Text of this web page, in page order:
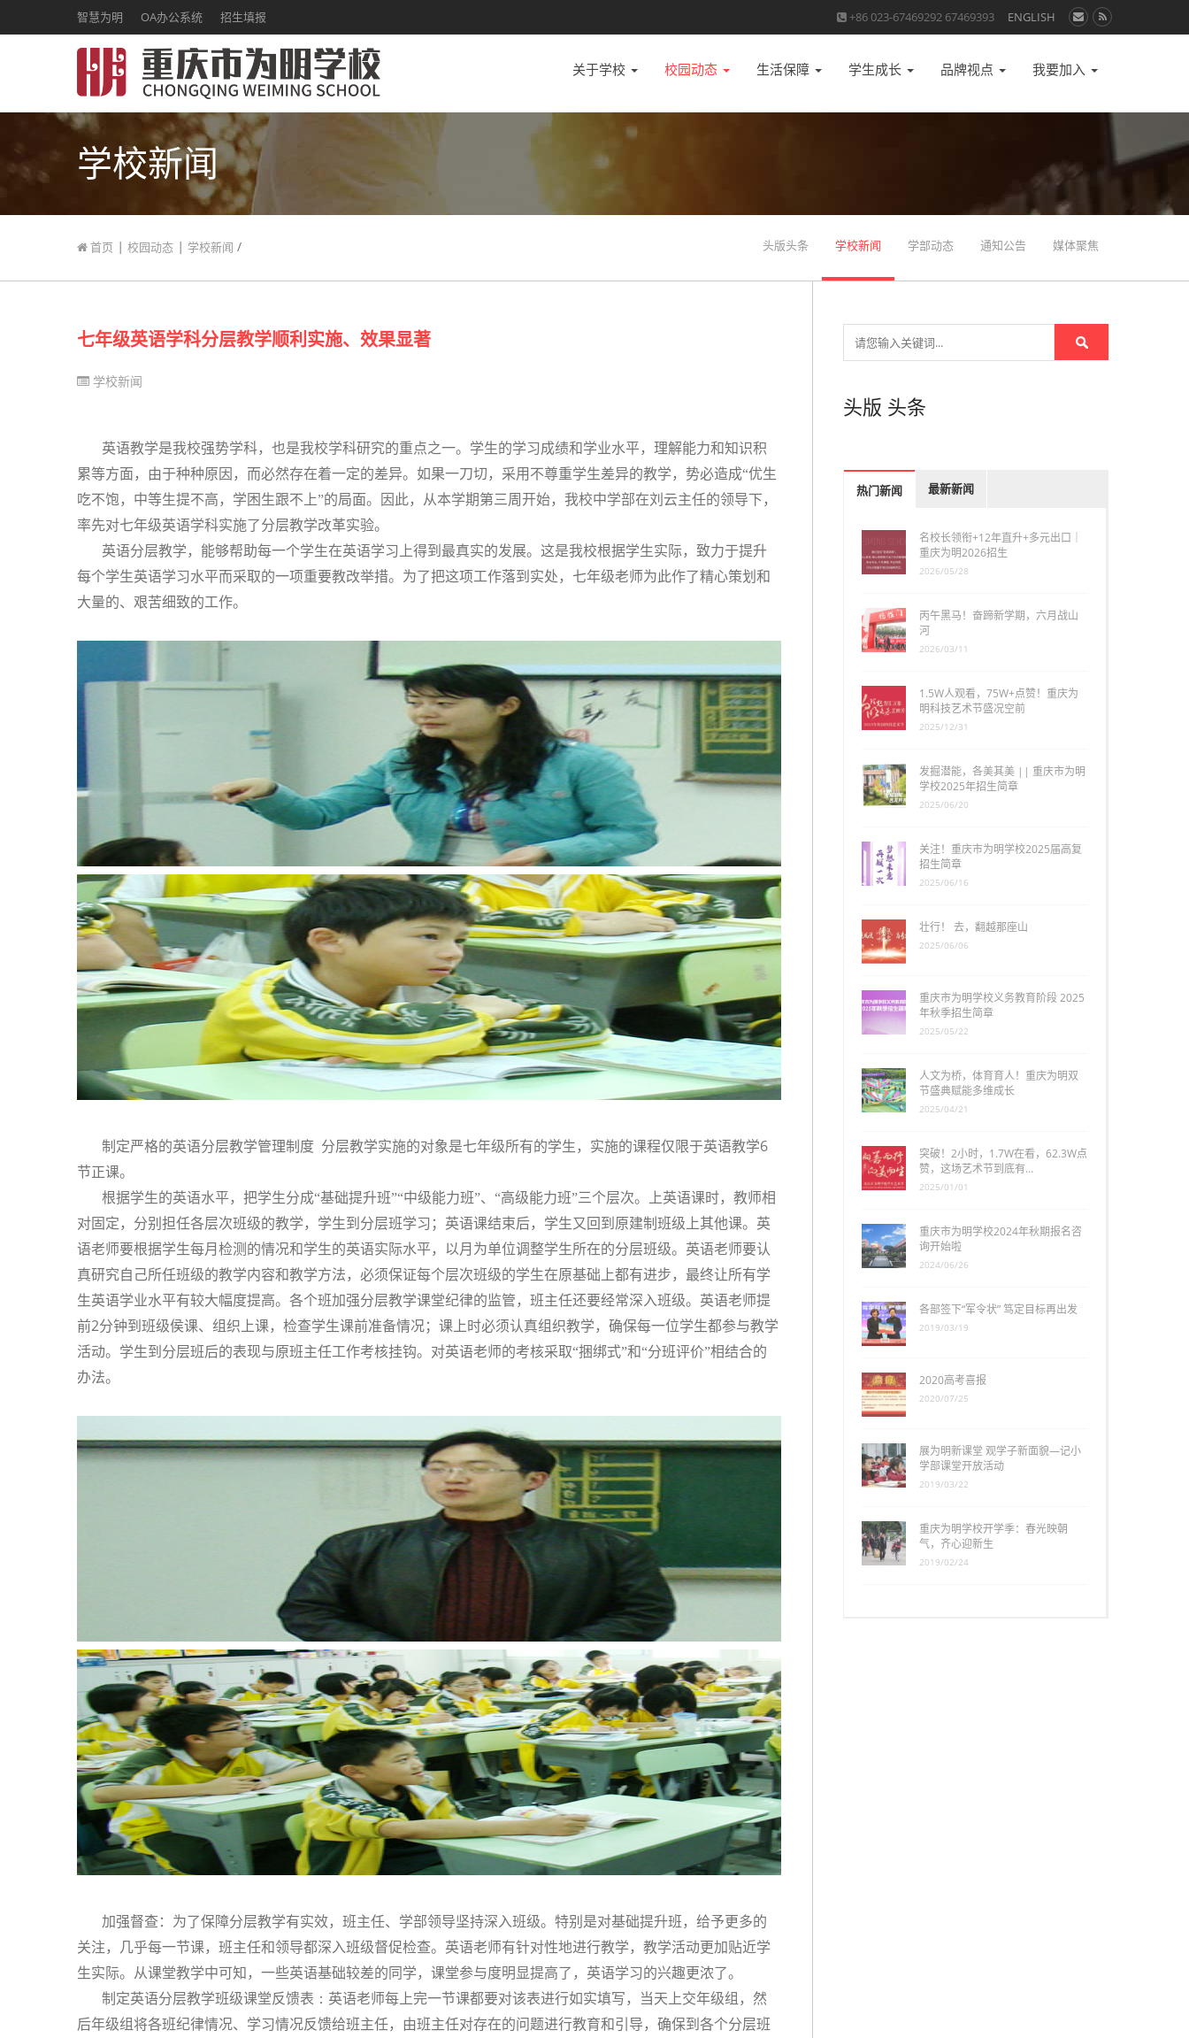
智慧为明 OA办公系统 招生填报 +86 023-67469292 67469393 ENGLISH
关于学校 校园动态 生活保障 学生成长 品牌视点 我要加入
学校新闻
首页 | 校园动态 | 学校新闻 / 头版头条 学校新闻 学部动态 通知公告 媒体聚焦
七年级英语学科分层教学顺利实施、效果显著
学校新闻
英语教学是我校强势学科，也是我校学科研究的重点之一。学生的学习成绩和学业水平，理解能力和知识积
累等方面，由于种种原因，而必然存在着一定的差异。如果一刀切，采用不尊重学生差异的教学，势必造成“优生
吃不饱，中等生提不高，学困生跟不上”的局面。因此，从本学期第三周开始，我校中学部在刘云主任的领导下，
率先对七年级英语学科实施了分层教学改革实验。
英语分层教学，能够帮助每一个学生在英语学习上得到最真实的发展。这是我校根据学生实际，致力于提升
每个学生英语学习水平而采取的一项重要教改举措。为了把这项工作落到实处，七年级老师为此作了精心策划和
大量的、艰苦细致的工作。
制定严格的英语分层教学管理制度 分层教学实施的对象是七年级所有的学生，实施的课程仅限于英语教学6
节正课。
根据学生的英语水平，把学生分成“基础提升班”“中级能力班”、“高级能力班”三个层次。上英语课时，教师相
对固定，分别担任各层次班级的教学，学生到分层班学习；英语课结束后，学生又回到原建制班级上其他课。英
语老师要根据学生每月检测的情况和学生的英语实际水平，以月为单位调整学生所在的分层班级。英语老师要认
真研究自己所任班级的教学内容和教学方法，必须保证每个层次班级的学生在原基础上都有进步，最终让所有学
生英语学业水平有较大幅度提高。各个班加强分层教学课堂纪律的监管，班主任还要经常深入班级。英语老师提
前2分钟到班级侯课、组织上课，检查学生课前准备情况；课上时必须认真组织教学，确保每一位学生都参与教学
活动。学生到分层班后的表现与原班主任工作考核挂钩。对英语老师的考核采取“捆绑式”和“分班评价”相结合的
办法。
加强督查： 为了保障分层教学有实效，班主任、学部领导坚持深入班级。特别是对基础提升班，给予更多的
关注，几乎每一节课，班主任和领导都深入班级督促检查。英语老师有针对性地进行教学，教学活动更加贴近学
生实际。从课堂教学中可知，一些英语基础较差的同学，课堂参与度明显提高了，英语学习的兴趣更浓了。
制定英语分层教学班级课堂反馈表 ： 英语老师每上完一节课都要对该表进行如实填写，当天上交年级组，然
后年级组将各班纪律情况、学习情况反馈给班主任，由班主任对存在的问题进行教育和引导，确保到各个分层班
头版 头条
热门新闻 最新新闻
名校长领衔+12年直升+多元出口｜
重庆为明2026招生
2026/05/28
丙午黑马！奋蹄新学期，六月战山
河
2026/03/11
1.5W人观看，75W+点赞！重庆为
明科技艺术节盛况空前
2025/12/31
发掘潜能，各美其美 || 重庆市为明
学校2025年招生简章
2025/06/20
关注！重庆市为明学校2025届高复
招生简章
2025/06/16
壮行！ 去，翻越那座山
2025/06/06
重庆市为明学校义务教育阶段 2025
年秋季招生简章
2025/05/22
人文为桥，体育育人！重庆为明双
节盛典赋能多维成长
2025/04/21
突破！2小时，1.7W在看，62.3W点
赞，这场艺术节到底有…
2025/01/01
重庆市为明学校2024年秋期报名咨
询开始啦
2024/06/26
各部签下“军令状” 笃定目标再出发
2019/03/19
2020高考喜报
2020/07/25
展为明新课堂 观学子新面貌—记小
学部课堂开放活动
2019/03/22
重庆为明学校开学季：春光映朝
气，齐心迎新生
2019/02/24